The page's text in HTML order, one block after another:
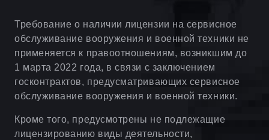
Требование о наличии лицензии на сервисное
обслуживание вооружения и военной техники не
применяется к правоотношениям, возникшим до
1 марта 2022 года, в связи с заключением
госконтрактов, предусматривающих сервисное
обслуживание вооружения и военной техники.
Кроме того, предусмотрены не подлежащие
лицензированию виды деятельности,